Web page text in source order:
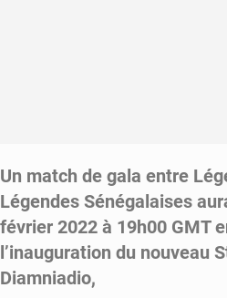
Un match de gala entre
Légendes Sénégalaises
février 2022 à 19h00 GMT
l’inauguration du nouveau
Diamniadio,